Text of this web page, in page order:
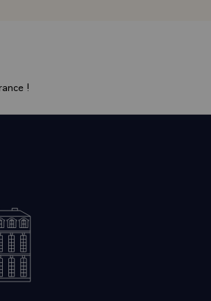
LA FORMATION, L'EFFORT
ET DEVELOPPE.
DE FAVORISER
DES DEUX PAYS
- RWANDAISES` EN CE QUI
PRESIDENTS ONT CONSTATE
VUES SUR LES PRINCIPAUX
!